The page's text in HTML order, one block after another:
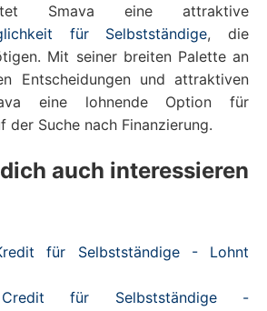
Smava eine attraktive
für Selbstständige, die
Mit seiner breiten Palette an
Entscheidungen und attraktiven
eine lohnende Option für
der Suche nach Finanzierung.
auch interessieren
für Selbstständige - Lohnt
für Selbstständige -